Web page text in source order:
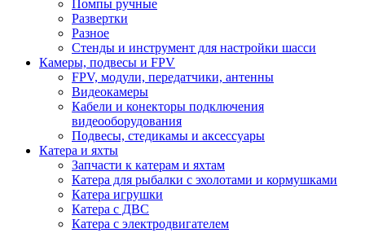
Помпы ручные
Развертки
Разное
Стенды и инструмент для настройки шасси
Камеры, подвесы и FPV
FPV, модули, передатчики, антенны
Видеокамеры
Кабели и конекторы подключения
видеооборудования
Подвесы, стедикамы и аксессуары
Катера и яхты
Запчасти к катерам и яхтам
Катера для рыбалки с эхолотами и кормушками
Катера игрушки
Катера с ДВС
Катера с электродвигателем